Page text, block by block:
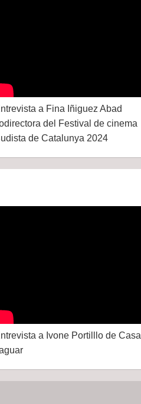
a Fina Iñiguez Abad
del Festival de cinema
de Catalunya 2024
a Ivone Portilllo de Casa